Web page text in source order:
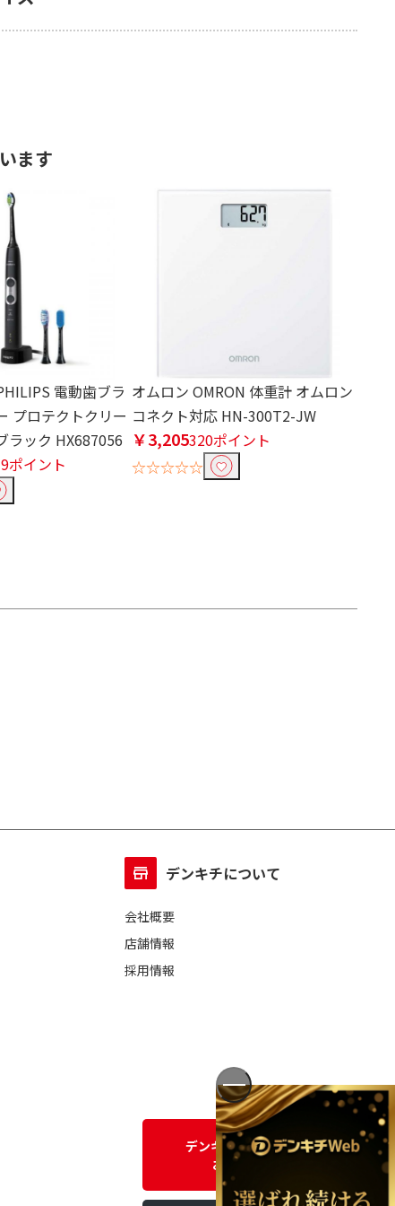
ます
電動歯ブラ
プロテクトクリー
ラック HX687056
ポイント
オムロン OMRON 体重計 オムロン
コネクト対応 HN-300T2-JW
￥3,205320ポイント
☆☆☆☆☆
デンキチについて
会社概要
店舗情報
採用情報
デンキチWEBに関する
お問い合わせ